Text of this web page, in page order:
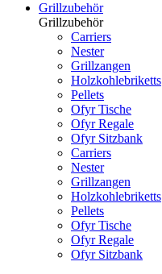
Grillzubehör
Grillzubehör
Carriers
Nester
Grillzangen
Holzkohlebriketts
Pellets
Ofyr Tische
Ofyr Regale
Ofyr Sitzbank
Carriers
Nester
Grillzangen
Holzkohlebriketts
Pellets
Ofyr Tische
Ofyr Regale
Ofyr Sitzbank